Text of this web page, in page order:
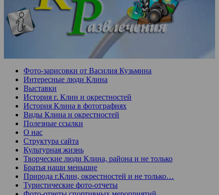
Фото-зарисовки от Василия Кузьмина
Интересные люди Клина
Выставки
История г. Клин и окрестностей
История Клина в фотографиях
Виды Клина и окрестностей
Полезные ссылки
О нас
Структура сайта
Культурная жизнь
Творческие люди Клина, района и не только
Братья наши меньшие
Природа г.Клин, окрестностей и не только…
Туристические фото-отчеты